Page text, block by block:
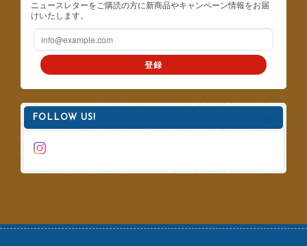
ニュースレターをご購読の方に新商品やキャンペーン情報をお届
けいたします。
登録
FOLLOW US!